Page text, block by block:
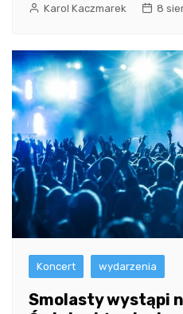
Karol Kaczmarek 8
Koncert wydarzenia
Smolasty wystąpi